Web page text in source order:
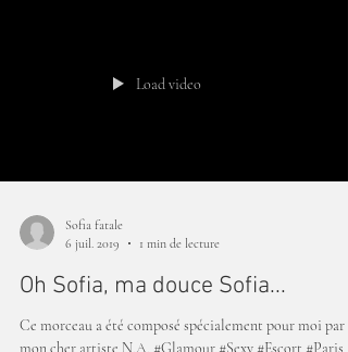
Load video
Sofia fatale
6 juil. 2019
1 min de lecture
Oh Sofia, ma douce Sofia...
Ce morceau a été composé spécialement pour moi par
mon cher artiste N.A. #Glamour #Sexy #Escort #Paris